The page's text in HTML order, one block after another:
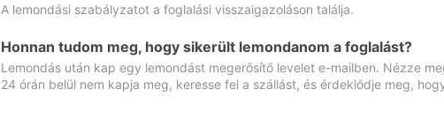
A lemondási szabályzatot a foglalási visszaigazoláson találja.
Honnan tudom meg, hogy sikerült lemondanom a foglalást?
Lemondás után kap egy lemondást megerősítő levelet e-mailben. Nézze
24 órán belül nem kapja meg, keresse fel a szállást, és érdeklődje meg,